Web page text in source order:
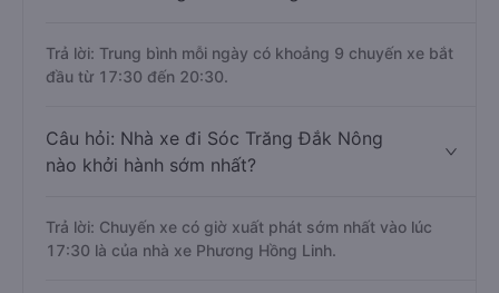
Trả lời: Trung bình mỗi ngày có khoảng 9 chuyến xe bắt
đầu từ 17:30 đến 20:30.
Câu hỏi: Nhà xe đi Sóc Trăng Đắk Nông
nào khởi hành sớm nhất?
Trả lời: Chuyến xe có giờ xuất phát sớm nhất vào lúc
17:30 là của nhà xe Phương Hồng Linh.